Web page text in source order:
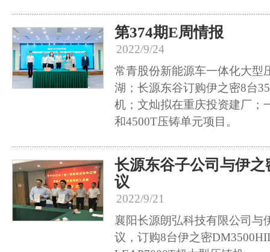
第374期E周情报
2022/9/24
常青股份新能源车一体化大型
湖；长源东谷订购伊之密8台
机；文灿拟在重庆投资建厂；
和4500T压铸单元项目。
长源东谷子公司与伊
议
2022/9/21
襄阳长源朗弘科技有限公司与
议，订购8台伊之密